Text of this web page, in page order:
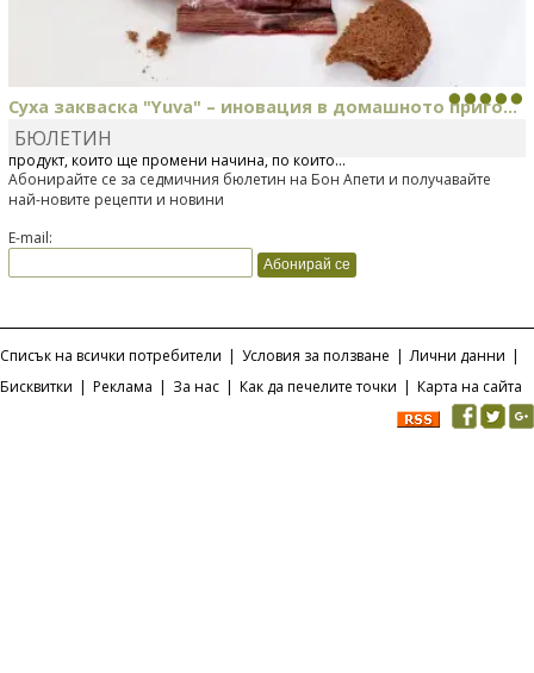
Суха закваска "Yuva" – иновация в домашното приго...
Отскоро Лесафр България стартира предлагането на изцяло нов
продукт, който ще промени начина, по който...
БЮЛЕТИН
Абонирайте се за седмичния бюлетин на Бон Апети и получавайте
най-новите рецепти и новини
E-mail:
Списък на всички потребители | Условия за ползване | Лични данни |
Бисквитки | Реклама | За нас | Как да печелите точки | Карта на сайта